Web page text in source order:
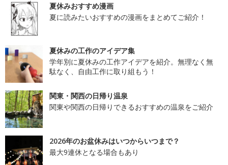
夏休みおすすめ漫画
夏に読みたいおすすめの漫画をまとめてご紹介！
夏休みの工作のアイデア集
学年別に夏休みの工作アイデアを紹介。無理なく無
駄なく、自由工作に取り組もう！
関東・関西の日帰り温泉
関東や関西の日帰りできるおすすめの温泉をご紹介
2026年のお盆休みはいつからいつまで？
最大9連休となる場合もあり